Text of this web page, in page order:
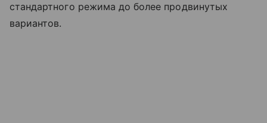
стандартного режима до более продвинутых
вариантов.